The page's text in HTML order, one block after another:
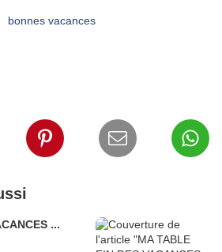
...